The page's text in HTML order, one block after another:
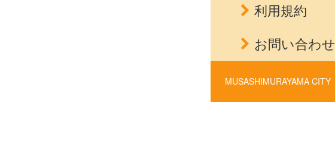
利用規約
お問い合わせ
MUSASHIMURAYAMA CITY